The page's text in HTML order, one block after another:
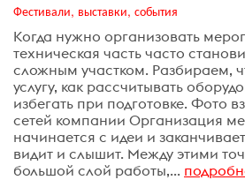
Фестивали, выставки, события
Когда нужно организовать
техническая часть часто
сложным участком. Разбираем,
услугу, как рассчитывать
избегать при подготовке. Фото
сетей компании Организация
начинается с идеи и
видит и слышит. Между этими
большой слой работы,...